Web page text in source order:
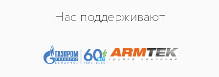
Нас поддерживают